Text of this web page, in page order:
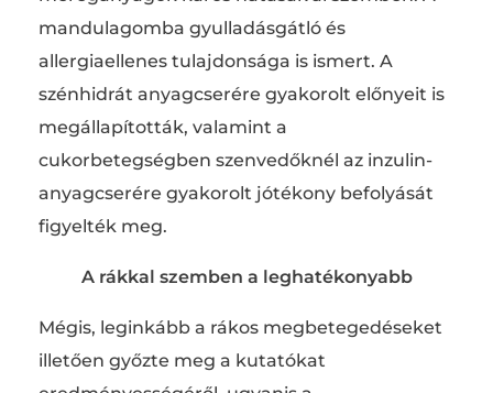
mandulagomba gyulladásgátló és
allergiaellenes tulajdonsága is ismert. A
szénhidrát anyagcserére gyakorolt előnyeit is
megállapították, valamint a
cukorbetegségben szenvedőknél az inzulin-
anyagcserére gyakorolt jótékony befolyását
figyelték meg.
A rákkal szemben a leghatékonyabb
Mégis, leginkább a rákos megbetegedéseket
illetően győzte meg a kutatókat